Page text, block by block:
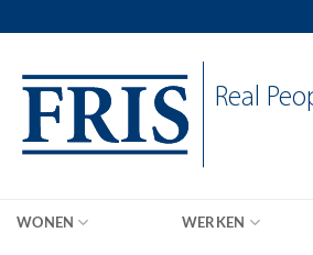
Real
WONEN WERKEN